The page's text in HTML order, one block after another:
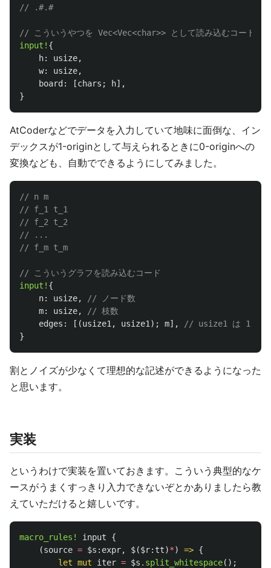
// .#.#
// こういうやつを Vec<Vec<char>> として読み込むコード
input! {
h: usize,
w: usize,
board : [chars ; h],
}
AtCoderなどでデータを入力していて地味に面倒な、イン
デックスが1-originとして与えられるときに0-originへの
変換なども、自動でできるようにしてみました。
// n m
// f_1 t_1
// f_2 t_2
// ...
// f_m t_m
// こういうグラフを読み込むコード
input! {
n: usize,
// ノード数
m: usize,
// 枝数
edges : [(usize1 , usize1 ); m],
// usize1 は 1-
}
割とノイズが少なくて理想的な記述ができるようになった
と思います。
実装
というわけで実装を置いておきます。こういう典型的なケ
ースがうまくすっきり入力できないぞとかありましたら教
えていただけると嬉しいです。
macro_rules! input
{
(source = $s:expr, $($r:tt)*) => {
let mut iter = $s .split_whitespace();